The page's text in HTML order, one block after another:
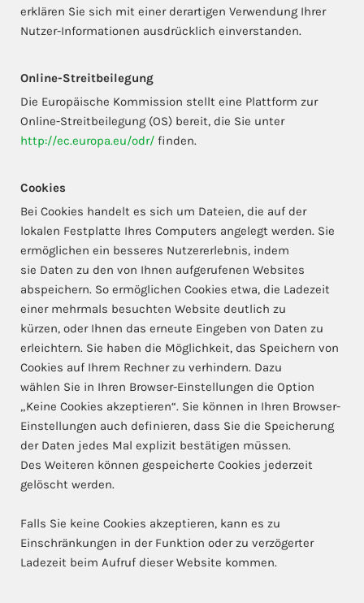
erklären Sie sich mit einer derartigen Verwendung Ihrer
Nutzer-Informationen ausdrücklich einverstanden.
Online-Streitbeilegung
Die Europäische Kommission stellt eine Plattform zur
Online-Streitbeilegung (OS) bereit, die Sie unter
http://ec.europa.eu/odr/ finden.
Cookies
Bei Cookies handelt es sich um Dateien, die auf der
lokalen Festplatte Ihres Computers angelegt werden. Sie
ermöglichen ein besseres Nutzererlebnis, indem
sie Daten zu den von Ihnen aufgerufenen Websites
abspeichern. So ermöglichen Cookies etwa, die Ladezeit
einer mehrmals besuchten Website deutlich zu
kürzen, oder Ihnen das erneute Eingeben von Daten zu
erleichtern. Sie haben die Möglichkeit, das Speichern von
Cookies auf Ihrem Rechner zu verhindern. Dazu
wählen Sie in Ihren Browser-Einstellungen die Option
„Keine Cookies akzeptieren“. Sie können in Ihren Browser-
Einstellungen auch definieren, dass Sie die Speicherung
der Daten jedes Mal explizit bestätigen müssen.
Des Weiteren können gespeicherte Cookies jederzeit
gelöscht werden.
Falls Sie keine Cookies akzeptieren, kann es zu
Einschränkungen in der Funktion oder zu verzögerter
Ladezeit beim Aufruf dieser Website kommen.